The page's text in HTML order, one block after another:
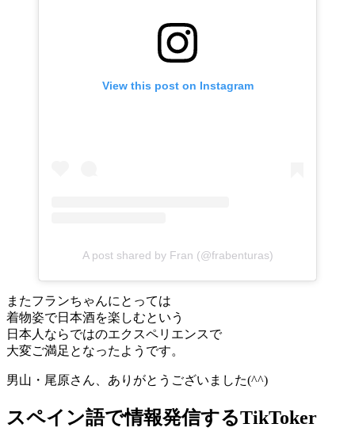
View this post on Instagram
A post shared by Fran (@frabenturas)
またフランちゃんにとっては
着物姿で日本酒を楽しむという
日本人ならではのエクスペリエンスで
大変ご満足となったようです。
男山・尾原さん、ありがとうございました(^^)
スペイン語で情報発信するTikToker